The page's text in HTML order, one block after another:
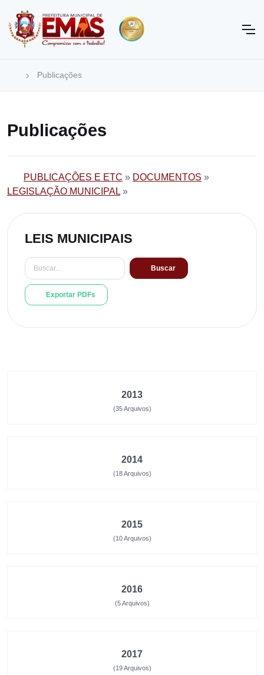
Publicações
Publicações
PUBLICAÇÕES E ETC » DOCUMENTOS »
LEGISLAÇÃO MUNICIPAL »
LEIS MUNICIPAIS
Buscar
Exportar PDFs
2013
(35 Arquivos)
2014
(18 Arquivos)
2015
(10 Arquivos)
2016
(5 Arquivos)
2017
(19 Arquivos)